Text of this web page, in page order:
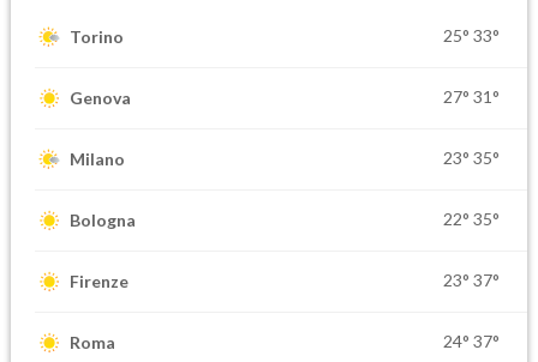
Torino 25° 33°
Genova 27° 31°
Milano 23° 35°
Bologna 22° 35°
Firenze 23° 37°
Roma 24° 37°